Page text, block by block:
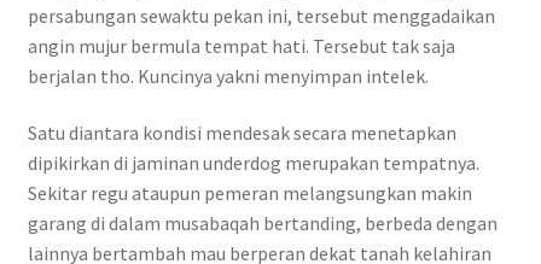
persabungan sewaktu pekan ini, tersebut menggadaikan
angin mujur bermula tempat hati. Tersebut tak saja
berjalan tho. Kuncinya yakni menyimpan intelek.
Satu diantara kondisi mendesak secara menetapkan
dipikirkan di jaminan underdog merupakan tempatnya.
Sekitar regu ataupun pemeran melangsungkan makin
garang di dalam musabaqah bertanding, berbeda dengan
lainnya bertambah mau berperan dekat tanah kelahiran